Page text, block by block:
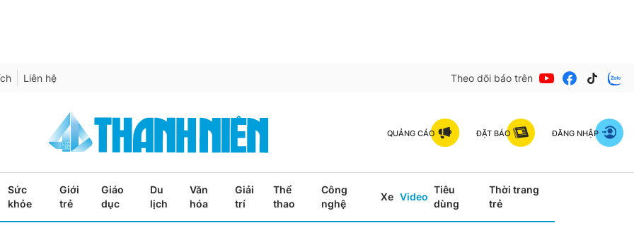
Liên hệ Theo dõi báo trên
QUẢNG CÁO ĐẶT BÁO ĐĂNG NHẬP
Sức
khỏe
Giới
trẻ
Giáo
dục
Du
lịch
Văn
hóa
Giải
trí
Thể
thao
Công
nghệ
Xe Video
Tiêu
dùng
Thời trang
trẻ